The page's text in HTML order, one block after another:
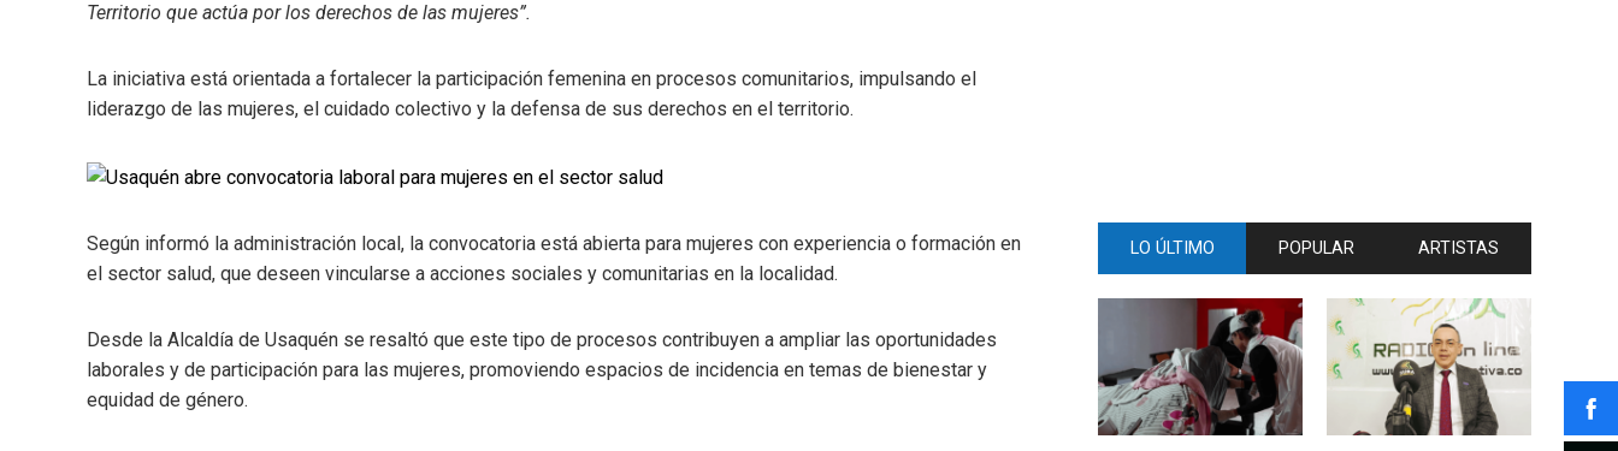
Territorio que actúa por los derechos de las mujeres”.
La iniciativa está orientada a fortalecer la participación femenina en procesos comunitarios, impulsando el
liderazgo de las mujeres, el cuidado colectivo y la defensa de sus derechos en el territorio.
Según informó la administración local, la convocatoria está abierta para mujeres con experiencia o formación en
el sector salud, que deseen vincularse a acciones sociales y comunitarias en la localidad.
Desde la Alcaldía de Usaquén se resaltó que este tipo de procesos contribuyen a ampliar las oportunidades
laborales y de participación para las mujeres, promoviendo espacios de incidencia en temas de bienestar y
equidad de género.
LO ÚLTIMO POPULAR ARTISTAS